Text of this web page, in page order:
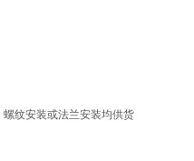
纹安装或法兰安装均供货